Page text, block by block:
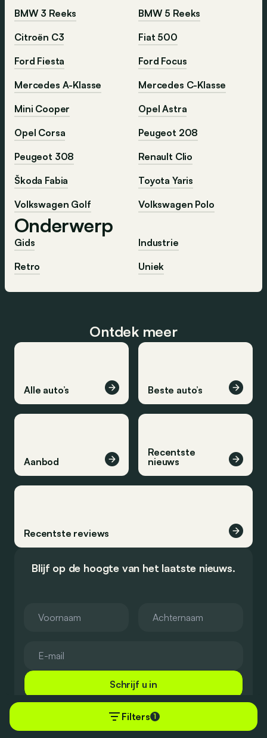
Filters 1
BMW 3 Reeks
BMW 5 Reeks
Citroën C3
Fiat 500
Ford Fiesta
Ford Focus
Mercedes A-Klasse
Mercedes C-Klasse
Mini Cooper
Opel Astra
Opel Corsa
Peugeot 208
Peugeot 308
Renault Clio
Škoda Fabia
Toyota Yaris
Volkswagen Golf
Volkswagen Polo
Onderwerp
Gids
Industrie
Retro
Uniek
Ontdek meer
Alle auto’s Beste auto’s
Aanbod
Recentste
nieuws
Recentste reviews
Blijf op de hoogte van het laatste nieuws.
Schrijf u in
Alle auto’s
Kopen
Alle auto’s